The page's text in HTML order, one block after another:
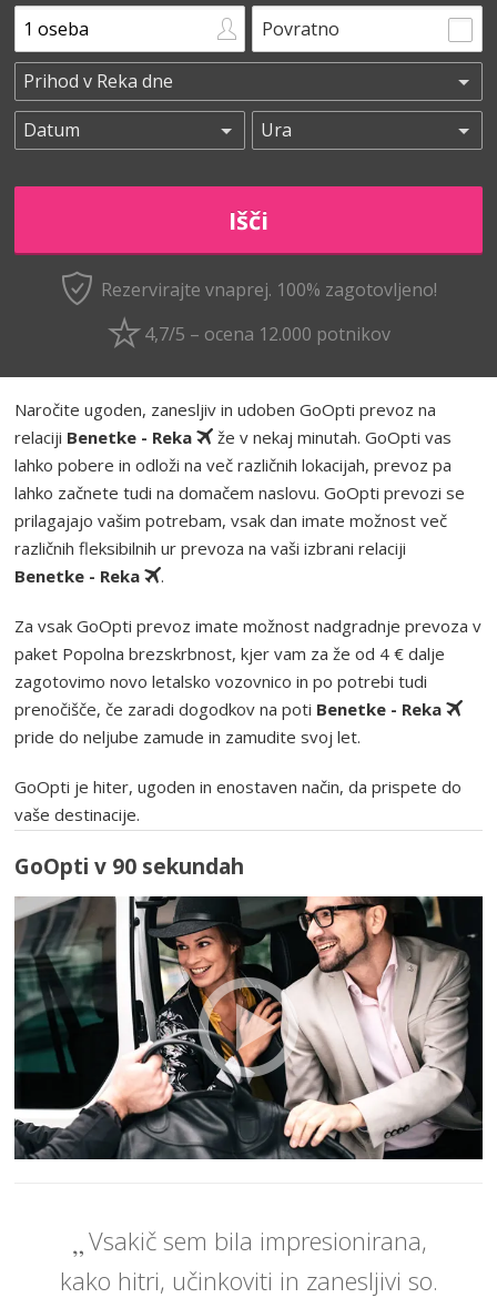
Povratno
Rezervirajte vnaprej. 100% zagotovljeno!
4,7/5 – ocena 12.000 potnikov
Naročite ugoden, zanesljiv in udoben GoOpti prevoz na
relaciji Benetke - Reka
že v nekaj minutah. GoOpti vas
lahko pobere in odloži na več različnih lokacijah, prevoz pa
lahko začnete tudi na domačem naslovu. GoOpti prevozi se
prilagajajo vašim potrebam, vsak dan imate možnost več
različnih fleksibilnih ur prevoza na vaši izbrani relaciji
Benetke - Reka
.
Za vsak GoOpti prevoz imate možnost nadgradnje prevoza v
paket Popolna brezskrbnost, kjer vam za že od 4 € dalje
zagotovimo novo letalsko vozovnico in po potrebi tudi
prenočišče, če zaradi dogodkov na poti Benetke - Reka
pride do neljube zamude in zamudite svoj let.
GoOpti je hiter, ugoden in enostaven način, da prispete do
vaše destinacije.
GoOpti v 90 sekundah
Vsakič sem bila impresionirana,
kako hitri, učinkoviti in zanesljivi so.